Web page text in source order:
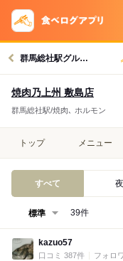
群馬総社駅グルメへ
焼肉乃上州 敷島店
群馬総社駅/焼肉､ ホルモン
トップ メニュー
すべて 夜
39件
kazuo57
口コミ 387件 フォロ